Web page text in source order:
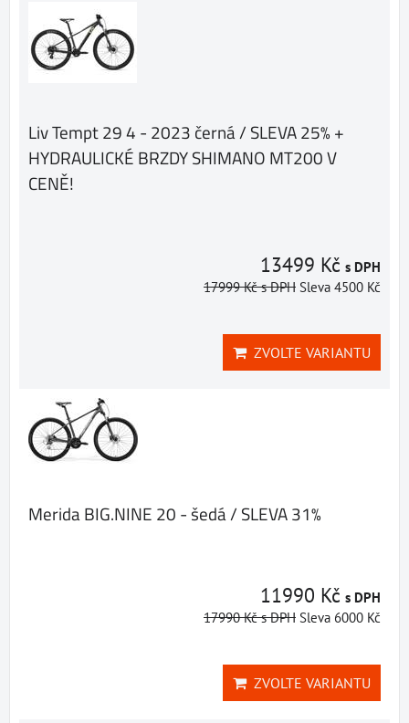
Liv Tempt 29 4 - 2023 černá / SLEVA 25% +
HYDRAULICKÉ BRZDY SHIMANO MT200 V
CENĚ!
13499 Kč s DPH
17999 Kčs DPH Sleva 4500 Kč
ZVOLTE VARIANTU
Merida BIG.NINE 20 - šedá / SLEVA 31%
11990 Kč s DPH
17990 Kčs DPH Sleva 6000 Kč
ZVOLTE VARIANTU